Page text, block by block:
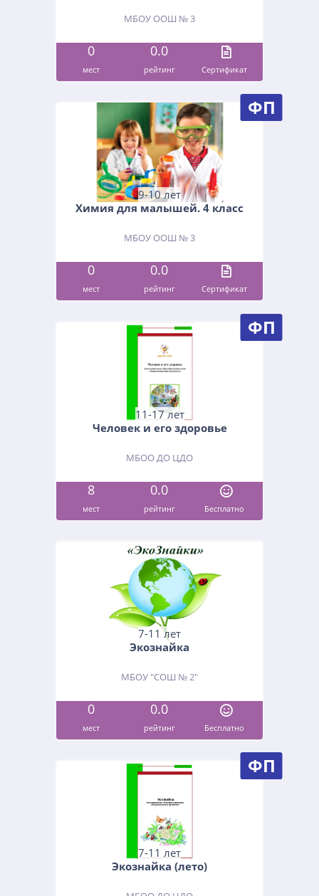
МБОУ ООШ № 3
0 0.0
мест рейтинг Cертификат
ФП
9-10 лет
Химия для малышей. 4 класс
МБОУ ООШ № 3
0 0.0
мест рейтинг Cертификат
ФП
11-17 лет
Человек и его здоровье
МБОО ДО ЦДО
8 0.0
мест рейтинг Бесплатно
7-11 лет
Экознайка
МБОУ "СОШ № 2"
0 0.0
мест рейтинг Бесплатно
ФП
7-11 лет
Экознайка (лето)